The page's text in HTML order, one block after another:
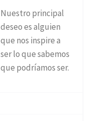
Nuestro principal
deseo es alguien
que nos inspire a
ser lo que sabemos
que podríamos ser.